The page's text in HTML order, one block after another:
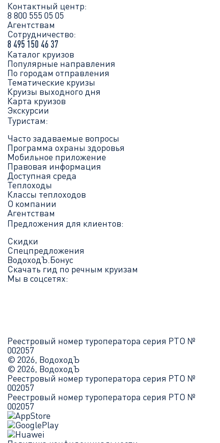
Контактный центр:
8 800 555 05 05
Агентствам
Сотрудничество:
8 495 150 46 37
Каталог круизов
Популярные направления
По городам отправления
Тематические круизы
Круизы выходного дня
Карта круизов
Экскурсии
Туристам:
Часто задаваемые вопросы
Программа охраны здоровья
Мобильное приложение
Правовая информация
Доступная среда
Теплоходы
Классы теплоходов
О компании
Агентствам
Предложения для клиентов:
Скидки
Спецпредложения
ВодоходЪ.Бонус
Скачать гид по речным круизам
Мы в соцсетях:
Реестровый номер туроператора серия РТО №
002057
© 2026, ВодоходЪ
© 2026, ВодоходЪ
Реестровый номер туроператора серия РТО №
002057
Реестровый номер туроператора серия РТО №
002057